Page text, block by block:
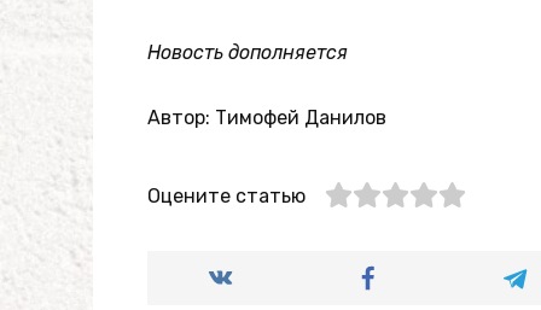
Новость дополняется
Автор: Тимофей Данилов
Оцените статью